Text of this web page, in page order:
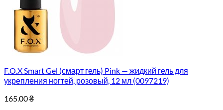
F.O.X Smart Gel (смарт гель) Pink — жидкий гель для
укрепления ногтей, розовый, 12 мл (0097219)
165.00₴